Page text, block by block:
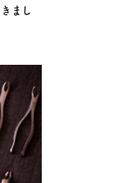
まし